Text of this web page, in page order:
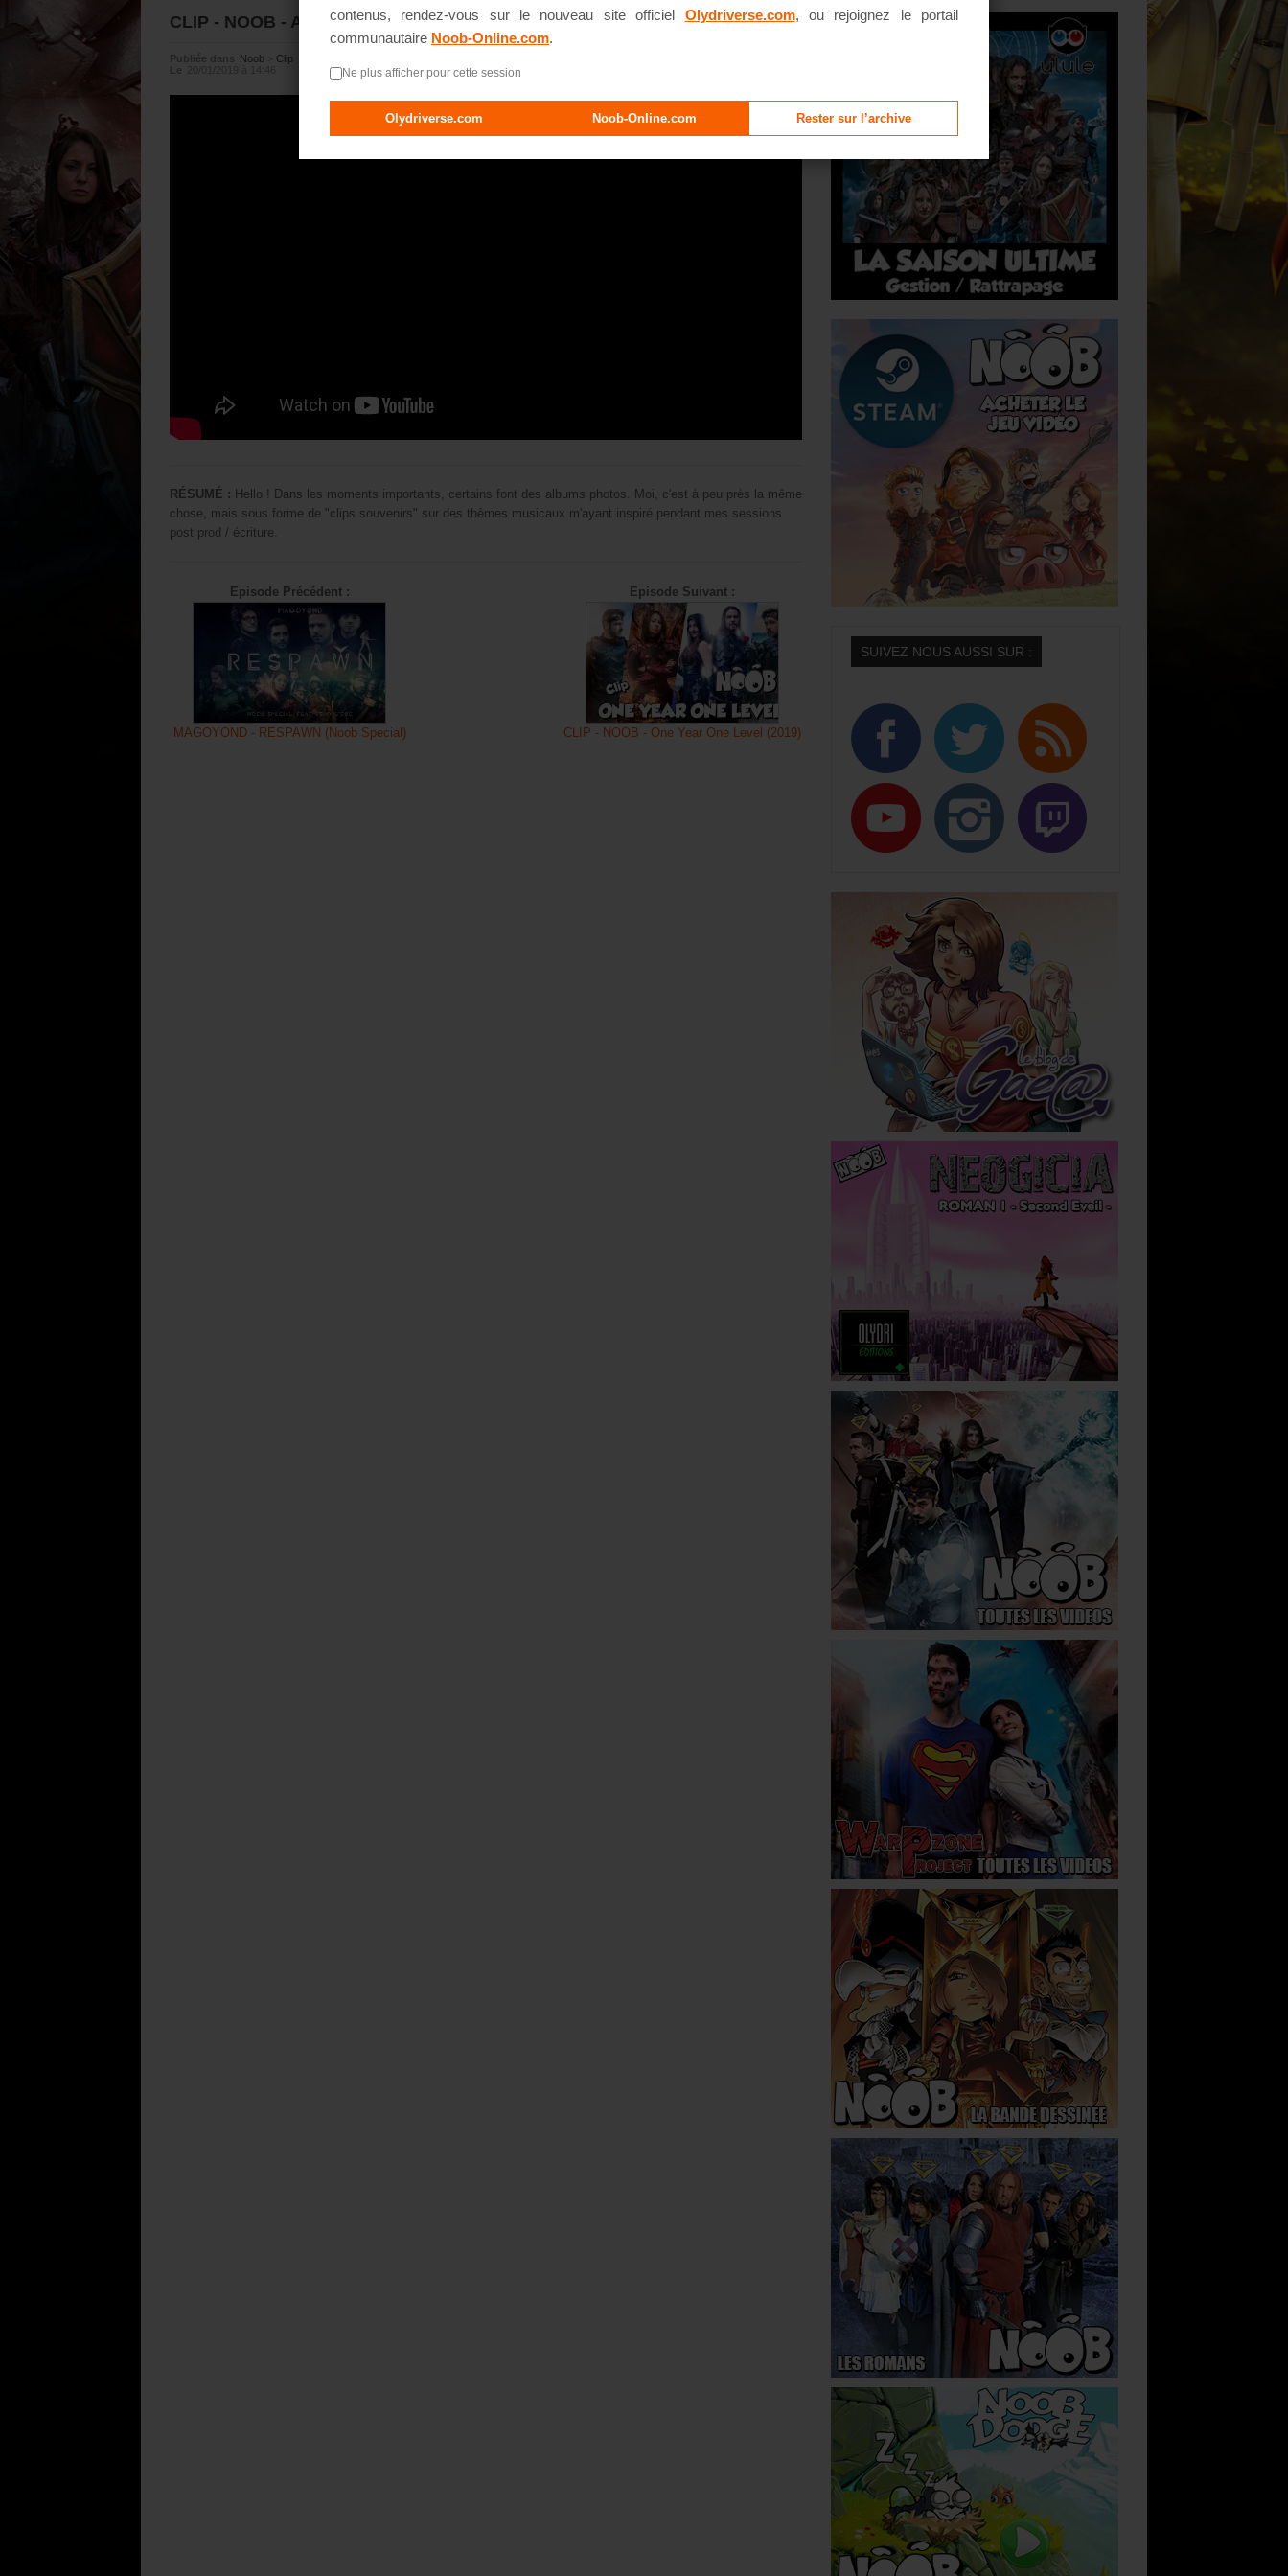
contenus, rendez-vous sur le nouveau site officiel Olydriverse.com, ou rejoignez le portail
communautaire Noob-Online.com.
Ne plus afficher pour cette session
Olydriverse.com Noob-Online.com Rester sur l’archive
CLIP - NOOB - Another Year In Paradise (2018)
Noob
Clip
RÉSUMÉ : Hello ! Dans les moments importants, certains font des albums photos. Moi, c'est à peu près la même
chose, mais sous forme de "clips souvenirs" sur des thèmes musicaux m'ayant inspiré pendant mes sessions
post prod / écriture.
Episode Précédent :
MAGOYOND - RESPAWN (Noob Special)
Episode Suivant :
CLIP - NOOB - One Year One Level (2019)
SUIVEZ NOUS AUSSI SUR :